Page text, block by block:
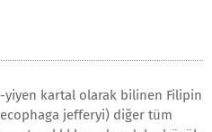
yiyen kartal olarak bilinen Filipin
jefferyi) diğer tüm